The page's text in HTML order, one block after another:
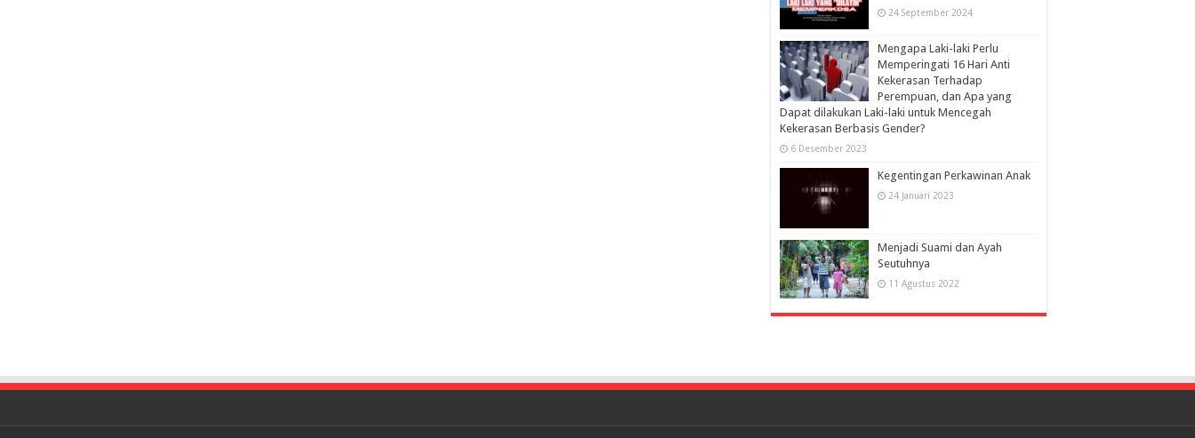
24 September 2024
Mengapa Laki-laki Perlu
Memperingati 16 Hari Anti
Kekerasan Terhadap
Perempuan, dan Apa yang
Dapat dilakukan Laki-laki untuk Mencegah
Kekerasan Berbasis Gender?
6 Desember 2023
Kegentingan Perkawinan Anak
24 Januari 2023
Menjadi Suami dan Ayah
Seutuhnya
11 Agustus 2022